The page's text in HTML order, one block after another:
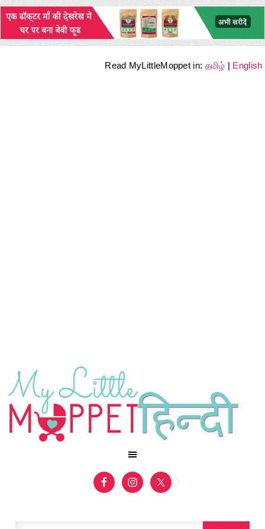
Read MyLittleMoppet in: தமிழ் | English